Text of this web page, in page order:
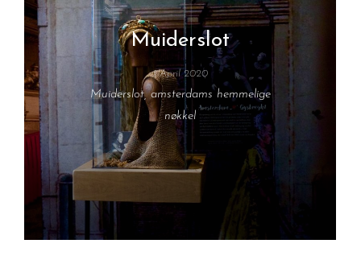
Muiderslot
1 April 2020
Muiderslot, amsterdams hemmelige
nøkkel